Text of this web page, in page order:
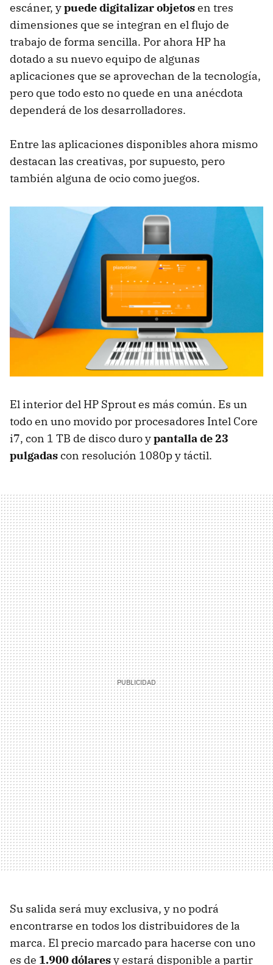
escáner, ypuede digitalizar objetosen tres
dimensiones que se integran en el flujo de
trabajo de forma sencilla. Por ahora HP ha
dotado a su nuevo equipo de algunas
aplicaciones que se aprovechan de la tecnología,
pero que todo esto no quede en una anécdota
dependerá de los desarrolladores.
Entre las aplicaciones disponibles ahora mismo
destacan las creativas, por supuesto, pero
también alguna de ocio como juegos.
El interior del HP Sprout es más común. Es un
todo en uno movido por procesadores Intel Core
i7, con 1 TB de disco duro ypantalla de 23
pulgadascon resolución 1080p y táctil.
Su salida será muy exclusiva, y no podrá
encontrarse en todos los distribuidores de la
marca. El precio marcado para hacerse con uno
es de 1.900 dólaresy estará disponible a partir